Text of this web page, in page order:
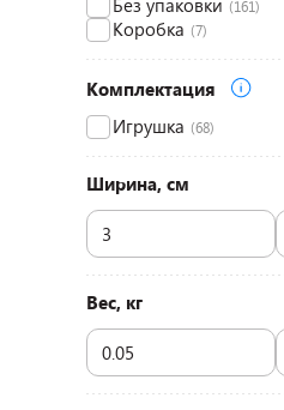
Без упаковки (161)
Коробка (7)
Комплектация
Игрушка (68)
Ширина, см
Вес, кг